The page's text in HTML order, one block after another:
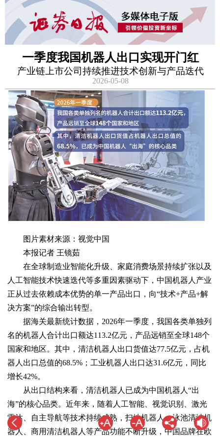
一季度我国机器人出口实现开门红
产业链上市公司持续推进技术创新与产品迭代
2026-05-08
图片素材来源：视觉中国
本报记者 王镜茹
在全球制造业智能化升级、家庭消费场景持续扩张以及
人工智能技术快速迭代等多重因素驱动下，中国机器人产业
正从过去依赖成本优势的单一产品出口，向“技术+产品+解
决方案”的综合输出转型。
据海关最新统计数据，2026年一季度，我国各类单独列
名的机器人合计出口额达113.2亿元，产品远销至全球148个
国家和地区。其中，清洁机器人出口货值达77.5亿元，占机
器人出口总值的68.5%；工业机器人出口达31.6亿元，同比
增长42%。
从出口结构来看，清洁机器人已成为中国机器人“出
海”的核心品类。近年来，随着人工智能、视觉识别、激光
雷达、自主导航等技术持续成熟，扫地机器人、泳池清洁机
器人、商用清洁机器人等产品功能不断升级，中国品牌在欧